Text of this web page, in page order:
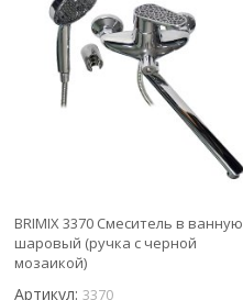
BRIMIX 3370 Смеситель в ванную
шаровый (ручка с черной
мозаикой)
Артикул: 3370